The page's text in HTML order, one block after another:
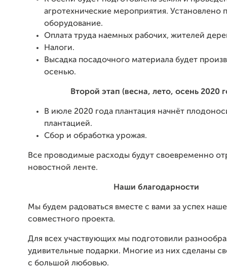
агротехнические мероприятия. Установлено
оборудование.
Оплата труда наемных рабочих, жителей
Налоги.
Высадка посадочного материала будет
осенью.
Второй этап (весна, лето, осень 2020
В июле 2020 года плантация начнёт
плантацией.
Сбор и обработка урожая.
Все проводимые расходы будут своевременно
новостной ленте.
Наши благодарности
Мы будем радоваться вместе с вами за успех
совместного проекта.
Для всех участвующих мы подготовили
удивительные подарки. Многие из них сделаны
с большой любовью.